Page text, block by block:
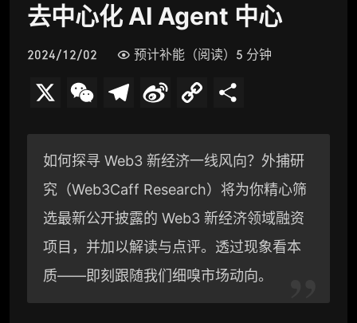
去中心化 AI Agent 中心
2024/12/02 预计补能（阅读）5 分钟
W
C
h
a
t
l
e
g
r
a
m
n
a
W
e
i
b
p
y
L
n
k
如何探寻 Web3 新经济一线风向？外捕研
究（Web3Caff Research）将为你精心筛
选最新公开披露的 Web3 新经济领域融资
项目，并加以解读与点评。透过现象看本
质——即刻跟随我们细嗅市场动向。